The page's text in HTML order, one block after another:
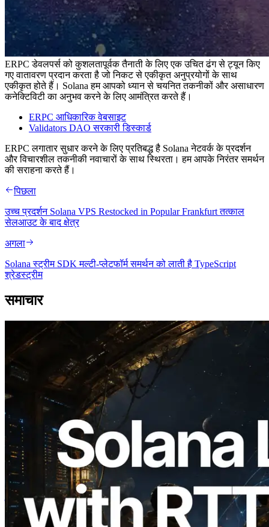
ERPC डेवलपर्स को कुशलतापूर्वक तैनाती के लिए एक उचित ढंग से ट्यून किए
गए वातावरण प्रदान करता है जो निकट से एकीकृत अनुप्रयोगों के साथ
एकीकृत होते हैं। Solana हम आपको ध्यान से चयनित तकनीकों और असाधारण
कनेक्टिविटी का अनुभव करने के लिए आमंत्रित करते हैं।
ERPC आधिकारिक वेबसाइट
Validators DAO सरकारी डिस्कार्ड
ERPC लगातार सुधार करने के लिए प्रतिबद्ध है Solana नेटवर्क के प्रदर्शन
और विचारशील तकनीकी नवाचारों के साथ स्थिरता। हम आपके निरंतर समर्थन
की सराहना करते हैं।
पिछला
उच्च प्रदर्शन Solana VPS Restocked in Popular Frankfurt तत्काल
सेलआउट के बाद क्षेत्र
अगला
Solana स्ट्रीम SDK मल्टी-प्लेटफॉर्म समर्थन को लाती है TypeScript
श्रेडस्ट्रीम
समाचार
2026.08.05
ERPC का Solana Leader Slot API अब 7
वैश्विक क्षेत्रों से ping मापता है — Validators
Information API भी लॉन्च